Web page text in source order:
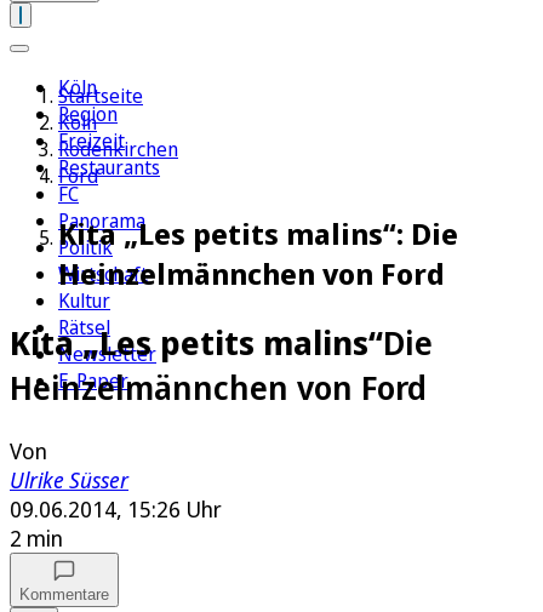
Köln
Region
Freizeit
Restaurants
FC
Panorama
Politik
Wirtschaft
Kultur
Rätsel
Newsletter
E-Paper
Startseite
Köln
Rodenkirchen
Ford
Kita „Les petits malins“: Die
Heinzelmännchen von Ford
Kita „Les petits malins“Die
Heinzelmännchen von Ford
Von
Ulrike Süsser
09.06.2014, 15:26 Uhr
2 min
Kommentare